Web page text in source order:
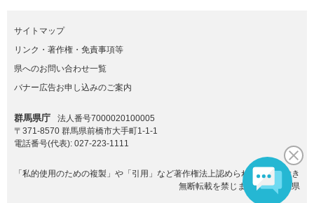
サイトマップ
リンク・著作権・免責事項等
県へのお問い合わせ一覧
バナー広告お申し込みのご案内
群馬県庁
法人番号7000020100005
〒371-8570 群馬県前橋市大手町1-1-1
電話番号(代表): 027-223-1111
「私的使用のための複製」や「引用」など著作権法上認められた場合を除き
無断転載を禁じます。(C)群馬県